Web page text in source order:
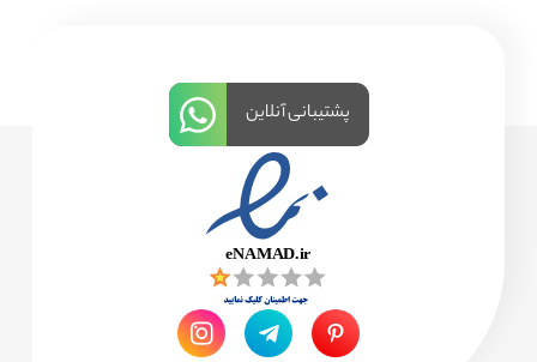
پشتیبانی آنلاین